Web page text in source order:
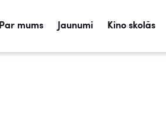
Par mums Jaunumi Kino skolās